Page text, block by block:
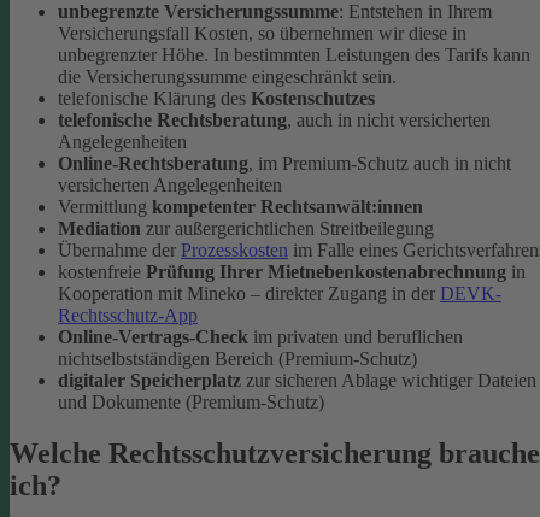
unbegrenzte Versicherungssumme: Entstehen in Ihrem
Versicherungsfall Kosten, so übernehmen wir diese in
unbegrenzter Höhe. In bestimmten Leistungen des Tarifs kann
die Versicherungssumme eingeschränkt sein.
telefonische Klärung des Kostenschutzes
telefonische Rechtsberatung, auch in nicht versicherten
Angelegenheiten
Online-Rechtsberatung, im Premium-Schutz auch in nicht
versicherten Angelegenheiten
Vermittlung kompetenter Rechtsanwält:innen
Mediation zur außergerichtlichen Streitbeilegung
Übernahme der Prozesskosten im Falle eines
kostenfreie Prüfung Ihrer Mietnebenkostenabrechnung in
Kooperation mit Mineko – direkter Zugang in der DEVK-
Rechtsschutz-App
Online-Vertrags-Check im privaten und beruflichen
nichtselbstständigen Bereich (Premium-Schutz)
digitaler Speicherplatz zur sicheren Ablage wichtiger Dateien
und Dokumente (Premium-Schutz)
Welche Rechtsschutzversicherung brauche
ich?